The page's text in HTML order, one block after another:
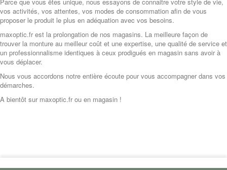
vos activités, vos attentes, vos modes de consommation afin de vous
proposer le produit le plus en adéquation avec vos besoins.
maxoptic.fr est la prolongation de nos magasins. La meilleure façon de
trouver la monture au meilleur coût et une expertise, une qualité de service et
un professionnalisme identiques à ceux prodigués en magasin sans avoir à
vous déplacer.
Nous vous accordons notre entière écoute pour vous accompagner dans vos
démarches.
A bientôt sur maxoptic.fr ou en magasin !